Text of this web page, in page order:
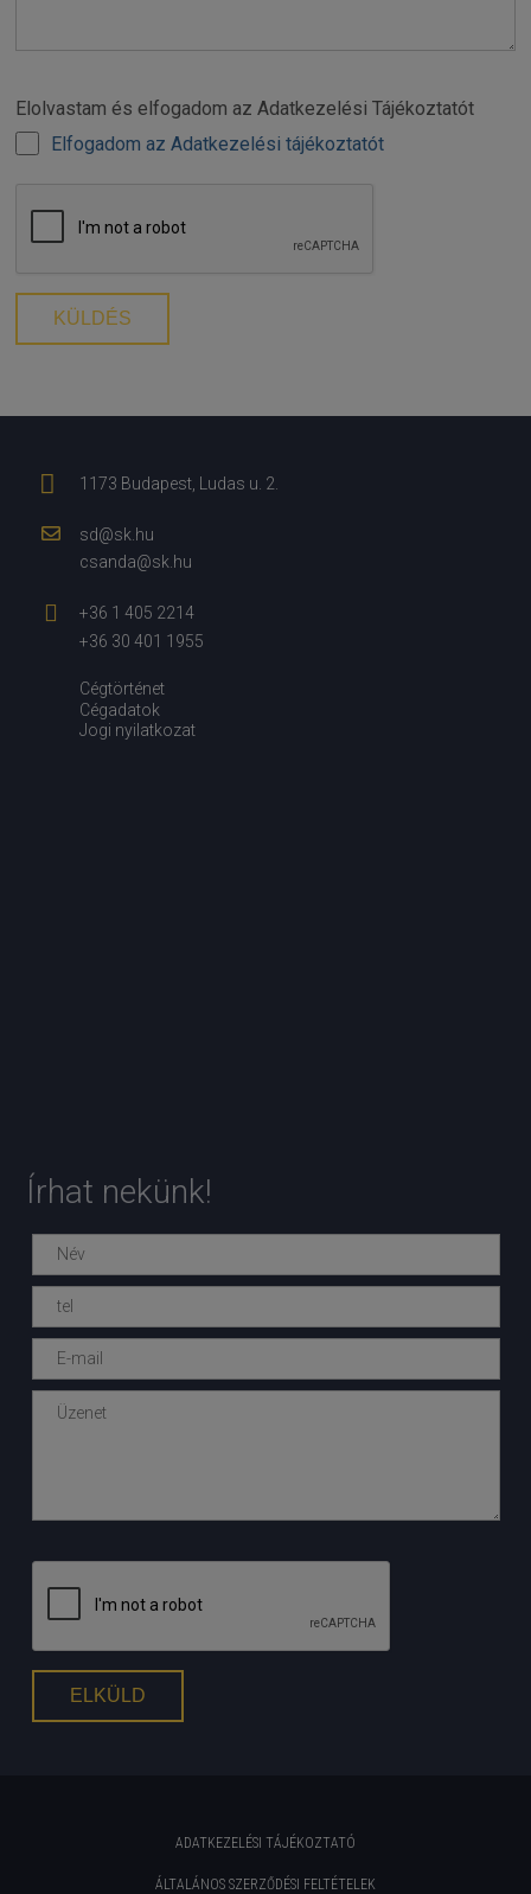
Elolvastam és elfogadom az Adatkezelési Tájékoztatót
Elfogadom az Adatkezelési tájékoztatót
1173 Budapest, Ludas u. 2.
sd@sk.hu
csanda@sk.hu
+36 1 405 2214
+36 30 401 1955
Cégtörténet
Cégadatok
Jogi nyilatkozat
Írhat nekünk!
ADATKEZELÉSI TÁJÉKOZTATÓ
ÁLTALÁNOS SZERZŐDÉSI FELTÉTELEK